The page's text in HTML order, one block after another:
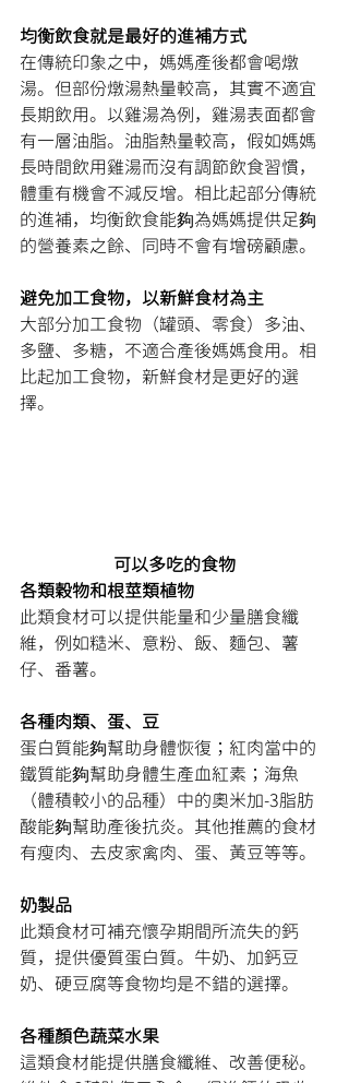
均衡飲食就是最好的進補方式
在傳統印象之中，媽媽產後都會喝燉
湯。但部份燉湯熱量較高，其實不適宜
長期飲用。以雞湯為例，雞湯表面都會
有一層油脂。油脂熱量較高，假如媽媽
長時間飲用雞湯而沒有調節飲食習慣，
體重有機會不減反增。相比起部分傳統
的進補，均衡飲食能夠為媽媽提供足夠
的營養素之餘、同時不會有增磅顧慮。
避免加工食物，以新鮮食材為主
大部分加工食物（罐頭、零食）多油、
多鹽、多糖，不適合產後媽媽食用。相
比起加工食物，新鮮食材是更好的選
擇。
可以多吃的食物
各類穀物和根莖類植物
此類食材可以提供能量和少量膳食纖
維，例如糙米、意粉、飯、麵包、薯
仔、番薯。
各種肉類、蛋、豆
蛋白質能夠幫助身體恢復；紅肉當中的
鐵質能夠幫助身體生產血紅素；海魚
（體積較小的品種）中的奧米加-3脂肪
酸能夠幫助產後抗炎。其他推薦的食材
有瘦肉、去皮家禽肉、蛋、黃豆等等。
奶製品
此類食材可補充懷孕期間所流失的鈣
質，提供優質蛋白質。牛奶、加鈣豆
奶、硬豆腐等食物均是不錯的選擇。
各種顏色蔬菜水果
這類食材能提供膳食纖維、改善便秘。